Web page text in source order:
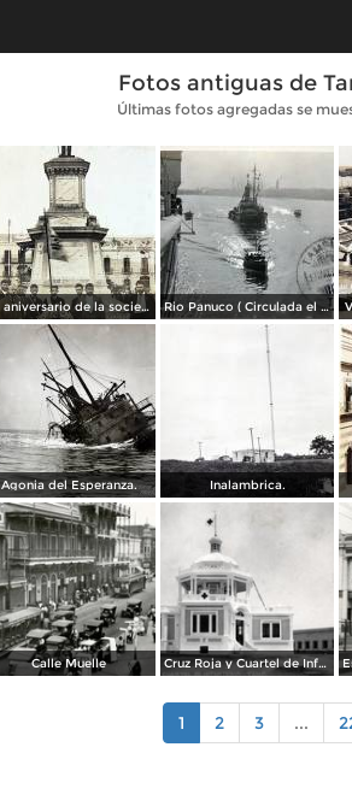
Fotos antiguas de
Últimas fotos agregadas se
25 aniversario de la sociedad mutua de artesanos de Benito Juarez ( Fechada el 2 de Octubre de 1910 ). Rio Panuco ( Circulada el 17 de Mayo de 1932 ).
Agonia del Esperanza. Inalambrica.
Calle Muelle Cruz Roja y Cuartel de Infantería
1 2 3 ...